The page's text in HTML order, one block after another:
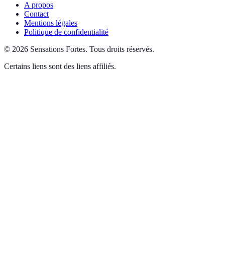
A propos
Contact
Mentions légales
Politique de confidentialité
© 2026 Sensations Fortes. Tous droits réservés.
Certains liens sont des liens affiliés.